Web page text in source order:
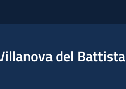
del Battista